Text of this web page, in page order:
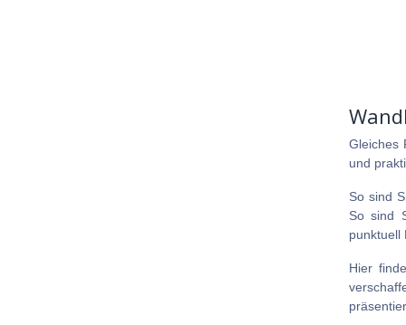
Gleiches
und
So sind
So sind
punktuell
Hier